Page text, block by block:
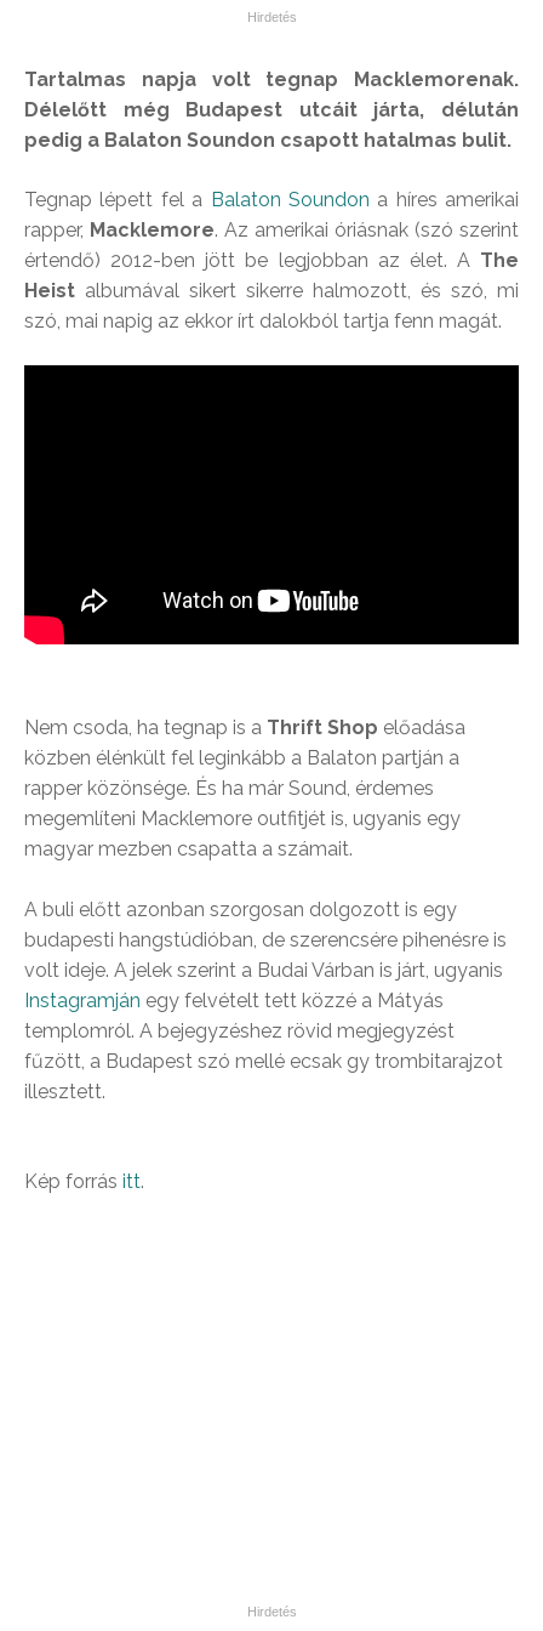
Tartalmas napja volt tegnap Macklemorenak.
Délelőtt még Budapest utcáit járta, délután
pedig a Balaton Soundon csapott hatalmas bulit.
Tegnap lépett fel a Balaton Soundon a híres amerikai
rapper, Macklemore. Az amerikai óriásnak (szó szerint
értendő) 2012-ben jött be legjobban az élet. A The
Heist albumával sikert sikerre halmozott, és szó, mi
szó, mai napig az ekkor írt dalokból tartja fenn magát.
Nem csoda, ha tegnap is a Thrift Shop előadása
közben élénkült fel leginkább a Balaton partján a
rapper közönsége. És ha már Sound, érdemes
megemlíteni Macklemore outfitjét is, ugyanis egy
magyar mezben csapatta a számait.
A buli előtt azonban szorgosan dolgozott is egy
budapesti hangstúdióban, de szerencsére pihenésre is
volt ideje. A jelek szerint a Budai Várban is járt, ugyanis
Instagramján egy felvételt tett közzé a Mátyás
templomról. A bejegyzéshez rövid megjegyzést
fűzött, a Budapest szó mellé ecsak gy trombitarajzot
illesztett.
Kép forrás itt.